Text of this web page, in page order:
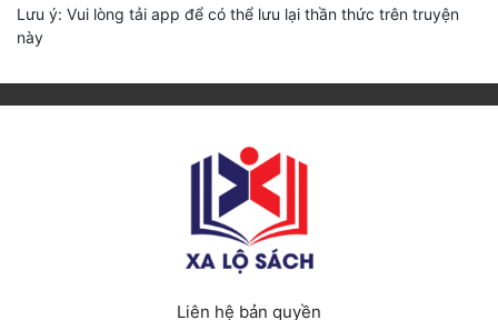
Lưu ý: Vui lòng tải app để có thể lưu lại thần thức trên truyện
này
Liên hệ bản quyền